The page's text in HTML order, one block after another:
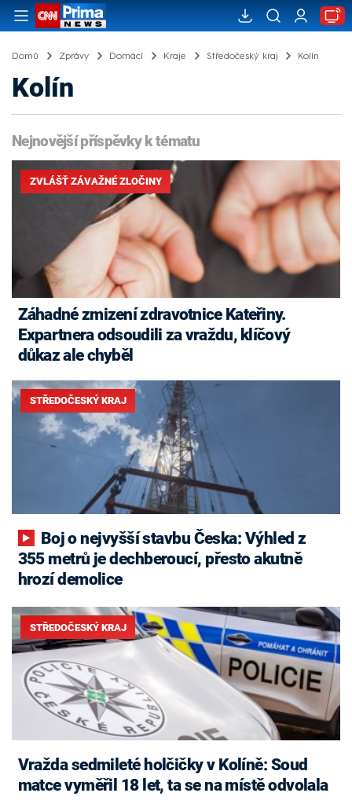
Domů Zprávy Domácí Kraje Středočeský kraj Kolín
Kolín
Nejnovější příspěvky k tématu
Záhadné zmizení zdravotnice Kateřiny.
Expartnera odsoudili za vraždu, klíčový
důkaz ale chyběl
ZVLÁŠŤ ZÁVAŽNÉ ZLOČINY
STŘEDOČESKÝ KRAJ
355 metrů je dechberoucí, přesto akutně
hrozí demolice
STŘEDOČESKÝ KRAJ
Vražda sedmileté holčičky v Kolíně: Soud
matce vyměřil 18 let, ta se na místě odvolala